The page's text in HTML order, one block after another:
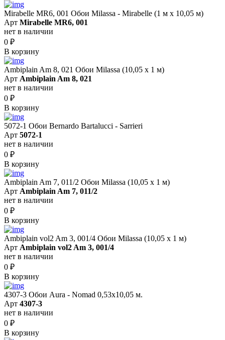
Mirabelle MR6, 001 Обои Milassa - Mirabelle (1 м х 10,05 м)
Арт Mirabelle MR6, 001
нет в наличии
0 ₽
В корзину
Ambiplain Am 8, 021 Обои Milassa (10,05 х 1 м)
Арт Ambiplain Am 8, 021
нет в наличии
0 ₽
В корзину
5072-1 Обои Bernardo Bartalucci - Sarrieri
Арт 5072-1
нет в наличии
0 ₽
В корзину
Ambiplain Am 7, 011/2 Обои Milassa (10,05 х 1 м)
Арт Ambiplain Am 7, 011/2
нет в наличии
0 ₽
В корзину
Ambiplain vol2 Am 3, 001/4 Обои Milassa (10,05 х 1 м)
Арт Ambiplain vol2 Am 3, 001/4
нет в наличии
0 ₽
В корзину
4307-3 Обои Aura - Nomad 0,53х10,05 м.
Арт 4307-3
нет в наличии
0 ₽
В корзину